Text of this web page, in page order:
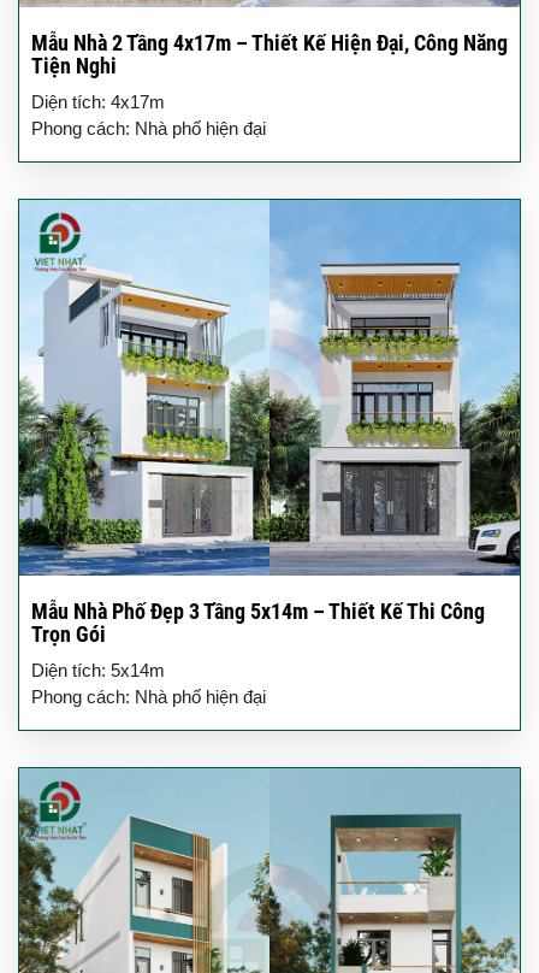
Mẫu Nhà 2 Tầng 4x17m – Thiết Kế Hiện Đại, Công Năng
Tiện Nghi
Diện tích: 4x17m
Phong cách: Nhà phố hiện đại
Mẫu Nhà Phố Đẹp 3 Tầng 5x14m – Thiết Kế Thi Công
Trọn Gói
Diện tích: 5x14m
Phong cách: Nhà phố hiện đại